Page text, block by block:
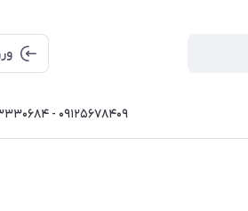
- 09125678409